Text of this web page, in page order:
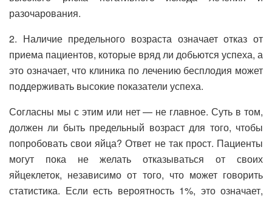
разочарования.
2. Наличие предельного возраста означает отказ от
приема пациентов, которые вряд ли добьются успеха, а
это означает, что клиника по лечению бесплодия может
поддерживать высокие показатели успеха.
Согласны мы с этим или нет — не главное. Суть в том,
должен ли быть предельный возраст для того, чтобы
попробовать свои яйца? Ответ не так прост. Пациенты
могут пока не желать отказываться от своих
яйцеклеток, независимо от того, что может говорить
статистика. Если есть вероятность 1%, это означает,